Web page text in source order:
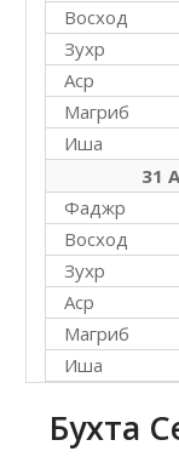
Восход
Зухр
Аср
Магриб
Иша
31
Фаджр
Восход
Зухр
Аср
Магриб
Иша
Бухта